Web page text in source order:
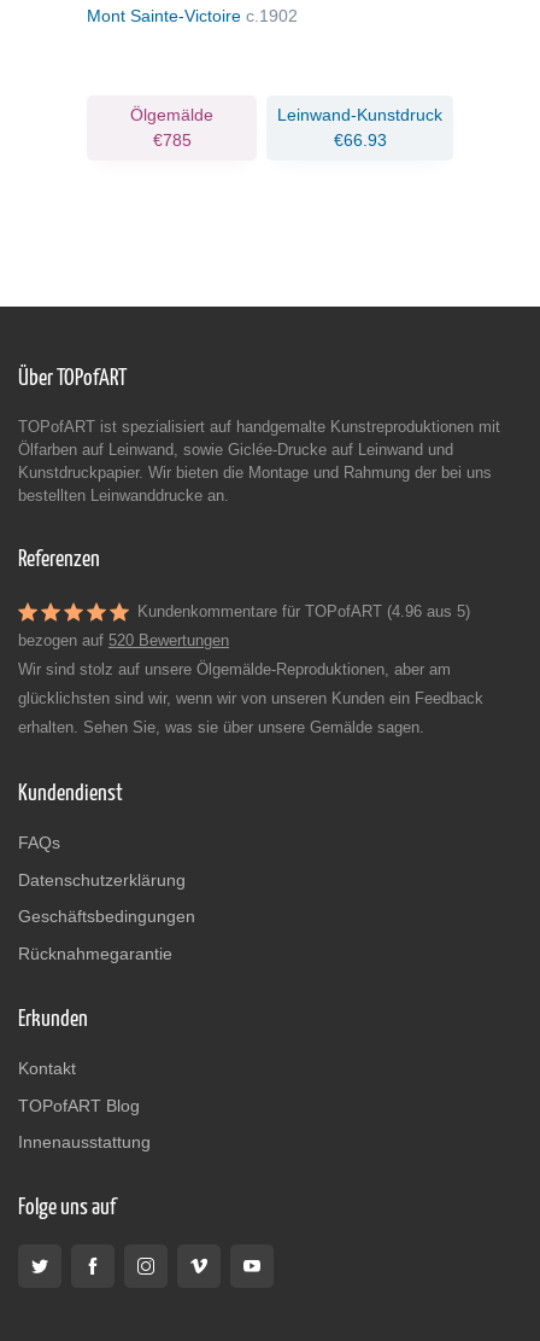
Mont Sainte-Victoire c.1902
Ölgemälde
€785
Leinwand-Kunstdruck
€66.93
Über TOPofART
TOPofART ist spezialisiert auf handgemalte Kunstreproduktionen mit
Ölfarben auf Leinwand, sowie Giclée-Drucke auf Leinwand und
Kunstdruckpapier. Wir bieten die Montage und Rahmung der bei uns
bestellten Leinwanddrucke an.
Referenzen
Kundenkommentare für TOPofART (4.96 aus 5)
bezogen auf 520 Bewertungen
Wir sind stolz auf unsere Ölgemälde-Reproduktionen, aber am
glücklichsten sind wir, wenn wir von unseren Kunden ein Feedback
erhalten. Sehen Sie, was sie über unsere Gemälde sagen.
Kundendienst
FAQs
Datenschutzerklärung
Geschäftsbedingungen
Rücknahmegarantie
Erkunden
Kontakt
TOPofART Blog
Innenausstattung
Folge uns auf